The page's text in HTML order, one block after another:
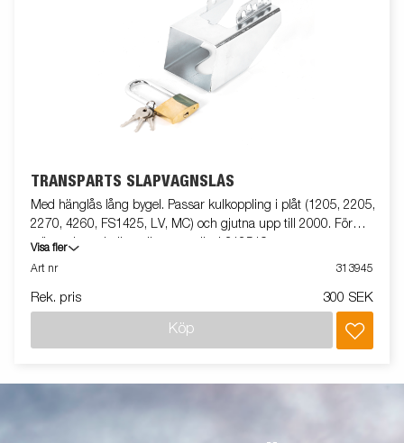
TRANSPARTS SLÄPVAGNSLÅS
Med hänglås lång bygel. Passar kulkoppling i plåt (1205, 2205,
2270, 4260, FS1425, LV, MC) och gjutna upp till 2000. För
större gjutna kulkopplingar använd 312519.
Visa fler
Art nr
313945
Rek. pris 300 SEK
Köp